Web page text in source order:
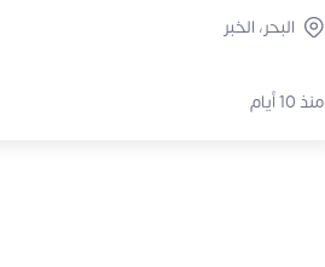
البحر، الخبر
منذ 10 أيام